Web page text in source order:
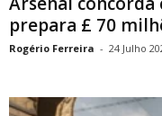
prepara £ 70
Rogério Ferreira - 24 Julho